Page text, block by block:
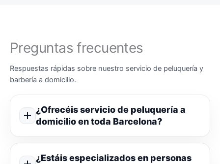
Preguntas frecuentes
Respuestas rápidas sobre nuestro servicio de peluquería y
barbería a domicilio.
¿Ofrecéis servicio de peluquería a
domicilio en toda Barcelona?
¿Estáis especializados en personas